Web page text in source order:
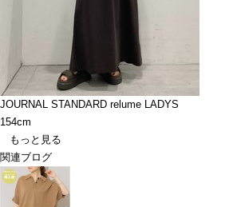
JOURNAL STANDARD relume LADYS
154cm
もっと見る
関連ブログ